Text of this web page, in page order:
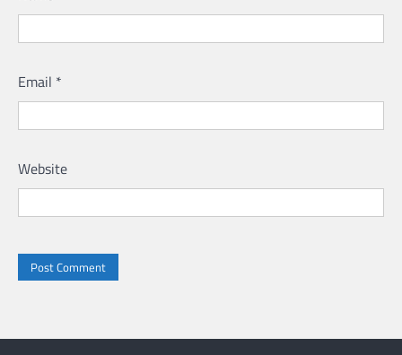
Email *
Website